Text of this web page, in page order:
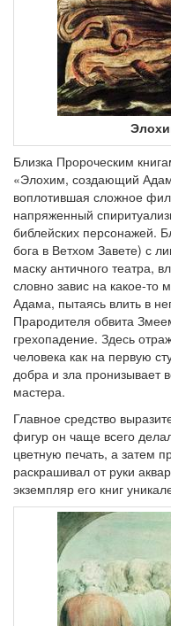
Близка Пророческим
«Элохим, создающий
воплотившая сложное
напряженный
библейских персонажей.
бога в Ветхом Завете) с
маску античного театра,
словно завис на какое-то
Адама, пытаясь влить в
Прародителя обвита
грехопадение. Здесь
человека как на первую
добра и зла пронизывает
мастера.
Главное средство
фигур он чаще всего
цветную печать, а затем
раскрашивал от руки
экземпляр его книг